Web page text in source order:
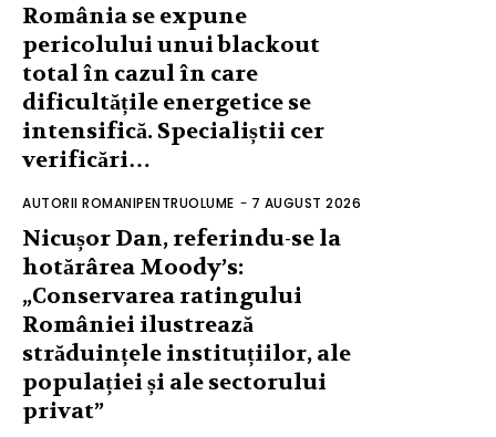
România se expune
pericolului unui blackout
total în cazul în care
dificultățile energetice se
intensifică. Specialiștii cer
verificări…
AUTORII ROMANIPENTRUOLUME - 7 AUGUST 2026
Nicușor Dan, referindu-se la
hotărârea Moody’s:
„Conservarea ratingului
României ilustrează
străduințele instituțiilor, ale
populației și ale sectorului
privat”